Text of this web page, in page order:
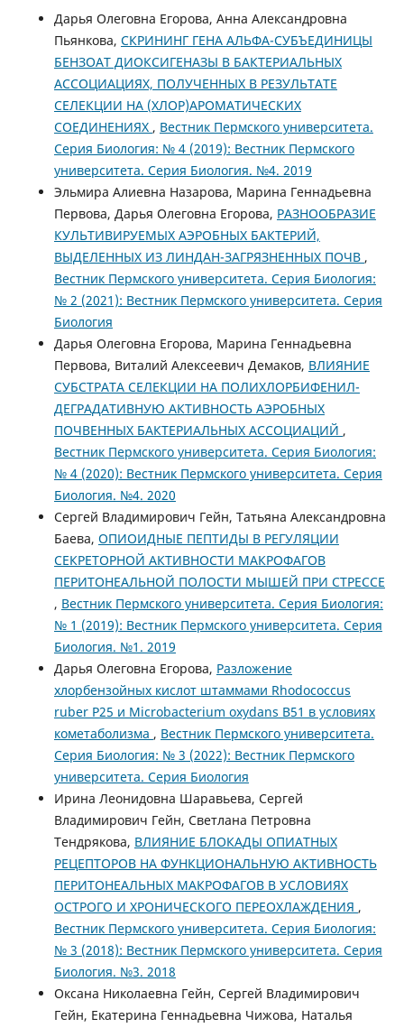
Дарья Олеговна Егорова, Анна Александровна
Пьянкова, СКРИНИНГ ГЕНА АЛЬФА-СУБЪЕДИНИЦЫ
БЕНЗОАТ ДИОКСИГЕНАЗЫ В БАКТЕРИАЛЬНЫХ
АССОЦИАЦИЯХ, ПОЛУЧЕННЫХ В РЕЗУЛЬТАТЕ
СЕЛЕКЦИИ НА (ХЛОР)АРОМАТИЧЕСКИХ
СОЕДИНЕНИЯХ , Вестник Пермского университета.
Серия Биология: № 4 (2019): Вестник Пермского
университета. Серия Биология. №4. 2019
Эльмира Алиевна Назарова, Марина Геннадьевна
Первова, Дарья Олеговна Егорова, РАЗНООБРАЗИЕ
КУЛЬТИВИРУЕМЫХ АЭРОБНЫХ БАКТЕРИЙ,
ВЫДЕЛЕННЫХ ИЗ ЛИНДАН-ЗАГРЯЗНЕННЫХ ПОЧВ ,
Вестник Пермского университета. Серия Биология:
№ 2 (2021): Вестник Пермского университета. Серия
Биология
Дарья Олеговна Егорова, Марина Геннадьевна
Первова, Виталий Алексеевич Демаков, ВЛИЯНИЕ
СУБСТРАТА СЕЛЕКЦИИ НА ПОЛИХЛОРБИФЕНИЛ-
ДЕГРАДАТИВНУЮ АКТИВНОСТЬ АЭРОБНЫХ
ПОЧВЕННЫХ БАКТЕРИАЛЬНЫХ АССОЦИАЦИЙ ,
Вестник Пермского университета. Серия Биология:
№ 4 (2020): Вестник Пермского университета. Серия
Биология. №4. 2020
Сергей Владимирович Гейн, Татьяна Александровна
Баева, ОПИОИДНЫЕ ПЕПТИДЫ В РЕГУЛЯЦИИ
СЕКРЕТОРНОЙ АКТИВНОСТИ МАКРОФАГОВ
ПЕРИТОНЕАЛЬНОЙ ПОЛОСТИ МЫШЕЙ ПРИ СТРЕССЕ
, Вестник Пермского университета. Серия Биология:
№ 1 (2019): Вестник Пермского университета. Серия
Биология. №1. 2019
Дарья Олеговна Егорова, Разложение
хлорбензойных кислот штаммами Rhodococcus
ruber P25 и Microbacterium oxydans B51 в условиях
кометаболизма , Вестник Пермского университета.
Серия Биология: № 3 (2022): Вестник Пермского
университета. Серия Биология
Ирина Леонидовна Шаравьева, Сергей
Владимирович Гейн, Светлана Петровна
Тендрякова, ВЛИЯНИЕ БЛОКАДЫ ОПИАТНЫХ
РЕЦЕПТОРОВ НА ФУНКЦИОНАЛЬНУЮ АКТИВНОСТЬ
ПЕРИТОНЕАЛЬНЫХ МАКРОФАГОВ В УСЛОВИЯХ
ОСТРОГО И ХРОНИЧЕСКОГО ПЕРЕОХЛАЖДЕНИЯ ,
Вестник Пермского университета. Серия Биология:
№ 3 (2018): Вестник Пермского университета. Серия
Биология. №3. 2018
Оксана Николаевна Гейн, Сергей Владимирович
Гейн, Екатерина Геннадьевна Чижова, Наталья